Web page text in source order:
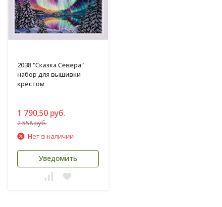
2038 "Сказка Севера"
набор для вышивки
крестом
1 790,50 руб.
2 558 руб.
Нет в наличии
Уведомить